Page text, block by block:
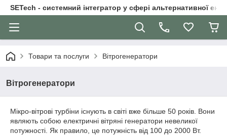
SETech - системний інтегратор у сфері альтернативної
Товари та послуги Вітрогенератори
Вітрогенератори
Мікро-вітрові турбіни існують в світі вже більше 50 років. Вони
являють собою електричні вітряні генератори невеликої
потужності. Як правило, це потужність від 100 до 2000 Вт.